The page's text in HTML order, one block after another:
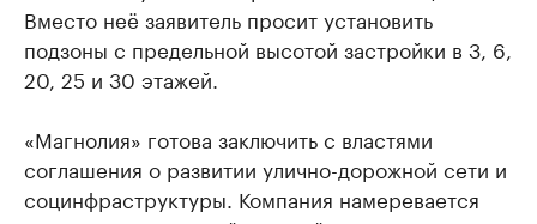
Вместо неё заявитель просит установить
подзоны с предельной высотой застройки в 3, 6,
20, 25 и 30 этажей.
«Магнолия» готова заключить с властями
соглашения о развитии улично-дорожной сети и
социнфраструктуры. Компания намеревается